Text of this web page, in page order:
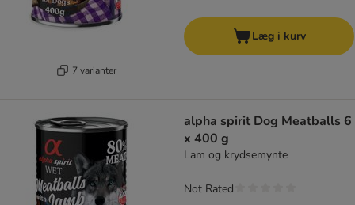
7 varianter
Læg i kurv
alpha spirit Dog Meatballs 6
x 400 g
Lam og krydsemynte
Not Rated